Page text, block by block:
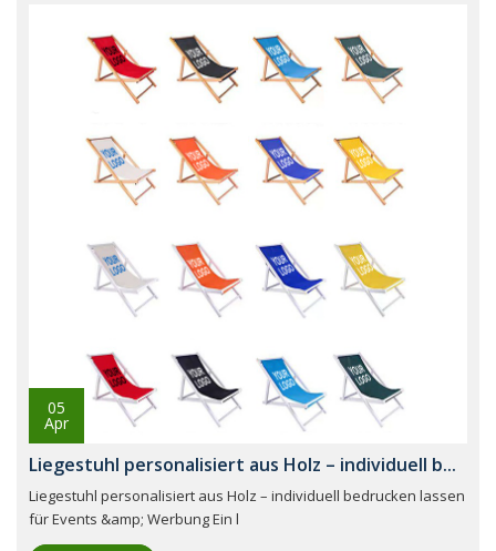
05
Apr
Liegestuhl personalisiert aus Holz – individuell b...
Liegestuhl personalisiert aus Holz – individuell bedrucken lassen
für Events &amp; Werbung Ein l